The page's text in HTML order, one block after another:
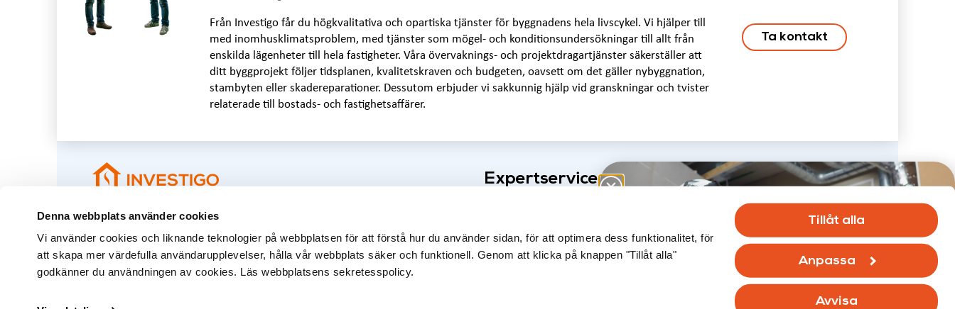
Denna webbplats använder cookies
Vi använder cookies och liknande teknologier på webbplatsen för att förstå hur du använder sidan, för att optimera dess funktionalitet, för
att skapa mer värdefulla användarupplevelser, hålla vår webbplats säker och funktionell. Genom att klicka på knappen "Tillåt alla"
godkänner du användningen av cookies. Läs webbplatsens sekretesspolicy.
Tillåt alla
Anpassa
Avvisa
Från Investigo får du högkvalitativa och opartiska tjänster för byggnadens hela livscykel. Vi hjälper till
med inomhusklimatsproblem, med tjänster som mögel- och konditionsundersökningar till allt från
enskilda lägenheter till hela fastigheter. Våra övervaknings- och projektdragartjänster säkerställer att
ditt byggprojekt följer tidsplanen, kvalitetskraven och budgeten, oavsett om det gäller nybyggnation,
stambyten eller skadereparationer. Dessutom erbjuder vi sakkunnig hjälp vid granskningar och tvister
relaterade till bostads- och fastighetsaffärer.
Ta kontakt
info@investigo.fi
010 299 5139
Expertservice under byggnadens hela
Hur kan vi hjälpa dig?